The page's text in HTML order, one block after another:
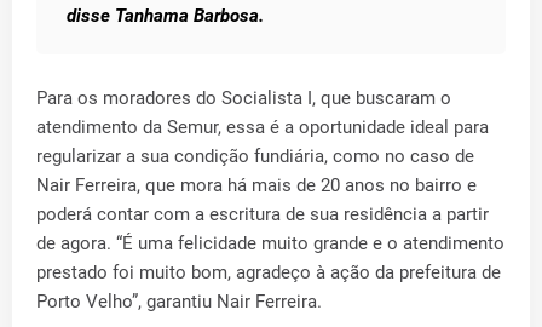
disse Tanhama Barbosa.
Para os moradores do Socialista I, que buscaram o
atendimento da Semur, essa é a oportunidade ideal para
regularizar a sua condição fundiária, como no caso de
Nair Ferreira, que mora há mais de 20 anos no bairro e
poderá contar com a escritura de sua residência a partir
de agora. “É uma felicidade muito grande e o atendimento
prestado foi muito bom, agradeço à ação da prefeitura de
Porto Velho”, garantiu Nair Ferreira.